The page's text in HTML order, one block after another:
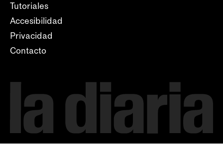
Tutoriales
Accesibilidad
Privacidad
Contacto